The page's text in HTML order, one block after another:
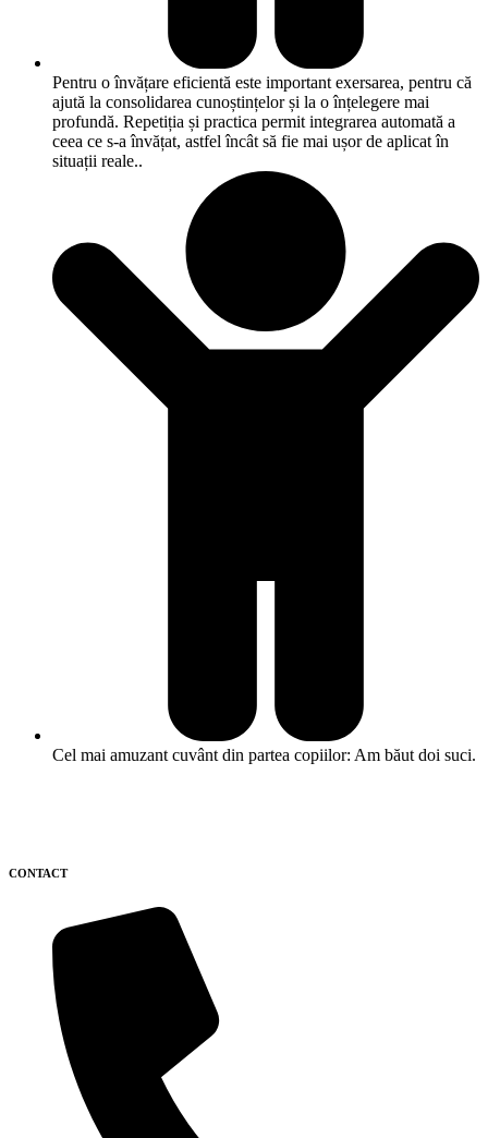
Pentru o învățare eficientă este important exersarea, pentru că
ajută la consolidarea cunoștințelor și la o înțelegere mai
profundă. Repetiția și practica permit integrarea automată a
ceea ce s-a învățat, astfel încât să fie mai ușor de aplicat în
situații reale..
Cel mai amuzant cuvânt din partea copiilor: Am băut doi suci.
CONTACT